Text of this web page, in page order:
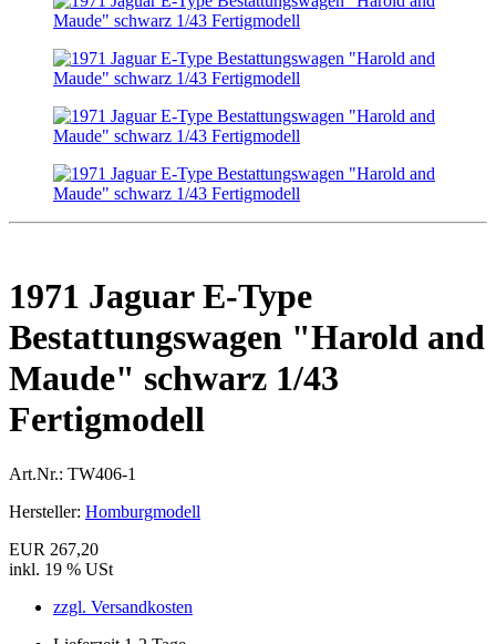
1971 Jaguar E-Type
Bestattungswagen "Harold and
Maude" schwarz 1/43
Fertigmodell
Art.Nr.: TW406-1
Hersteller: Homburgmodell
EUR 267,20
inkl. 19 % USt
zzgl. Versandkosten